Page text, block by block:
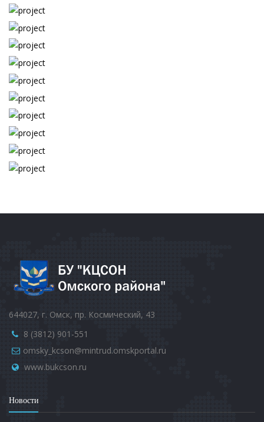
644027, г. Омск, пр. Космический, 43
8 (3812) 901-551
omsky_kcson@mintrud.omskportal.ru
www.bukcson.ru
Новости